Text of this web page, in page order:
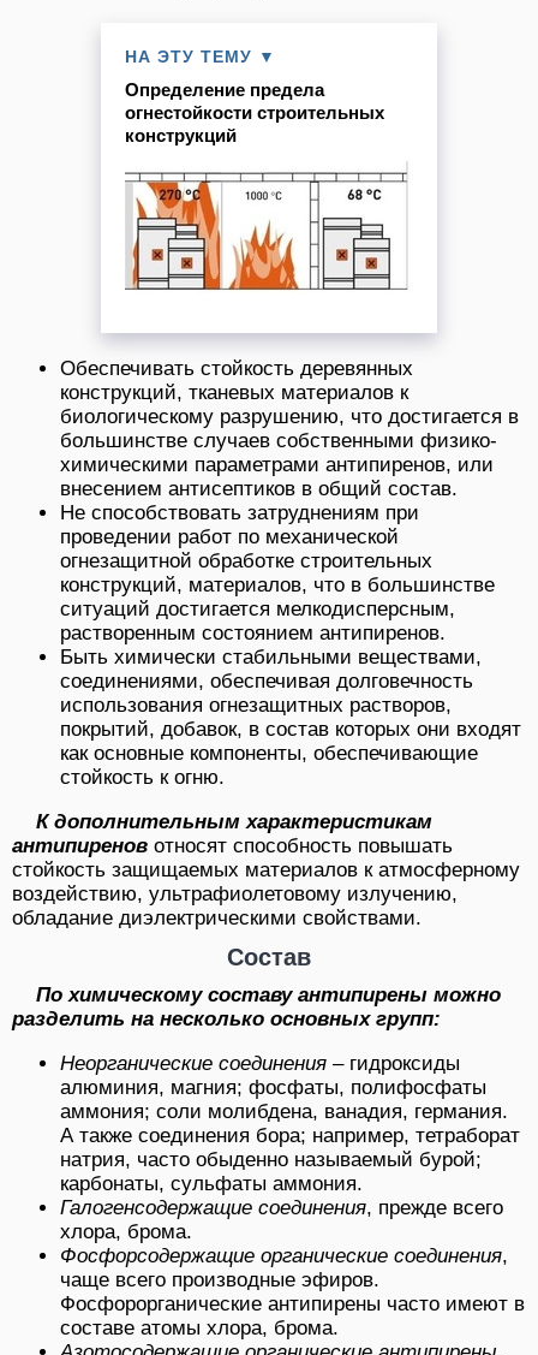
НА ЭТУ ТЕМУ ▼
Определение предела
огнестойкости строительных
конструкций
Обеспечивать стойкость деревянных
конструкций, тканевых материалов к
биологическому разрушению, что достигается в
большинстве случаев собственными физико-
химическими параметрами антипиренов, или
внесением антисептиков в общий состав.
Не способствовать затруднениям при
проведении работ по механической
огнезащитной обработке строительных
конструкций, материалов, что в большинстве
ситуаций достигается мелкодисперсным,
растворенным состоянием антипиренов.
Быть химически стабильными веществами,
соединениями, обеспечивая долговечность
использования огнезащитных растворов,
покрытий, добавок, в состав которых они входят
как основные компоненты, обеспечивающие
стойкость к огню.
К дополнительным характеристикам
антипиренов относят способность повышать
стойкость защищаемых материалов к атмосферному
воздействию, ультрафиолетовому излучению,
обладание диэлектрическими свойствами.
Состав
По химическому составу антипирены можно
разделить на несколько основных групп:
Неорганические соединения – гидроксиды
алюминия, магния; фосфаты, полифосфаты
аммония; соли молибдена, ванадия, германия.
А также соединения бора; например, тетраборат
натрия, часто обыденно называемый бурой;
карбонаты, сульфаты аммония.
Галогенсодержащие соединения, прежде всего
хлора, брома.
Фосфорсодержащие органические соединения,
чаще всего производные эфиров.
Фосфорорганические антипирены часто имеют в
составе атомы хлора, брома.